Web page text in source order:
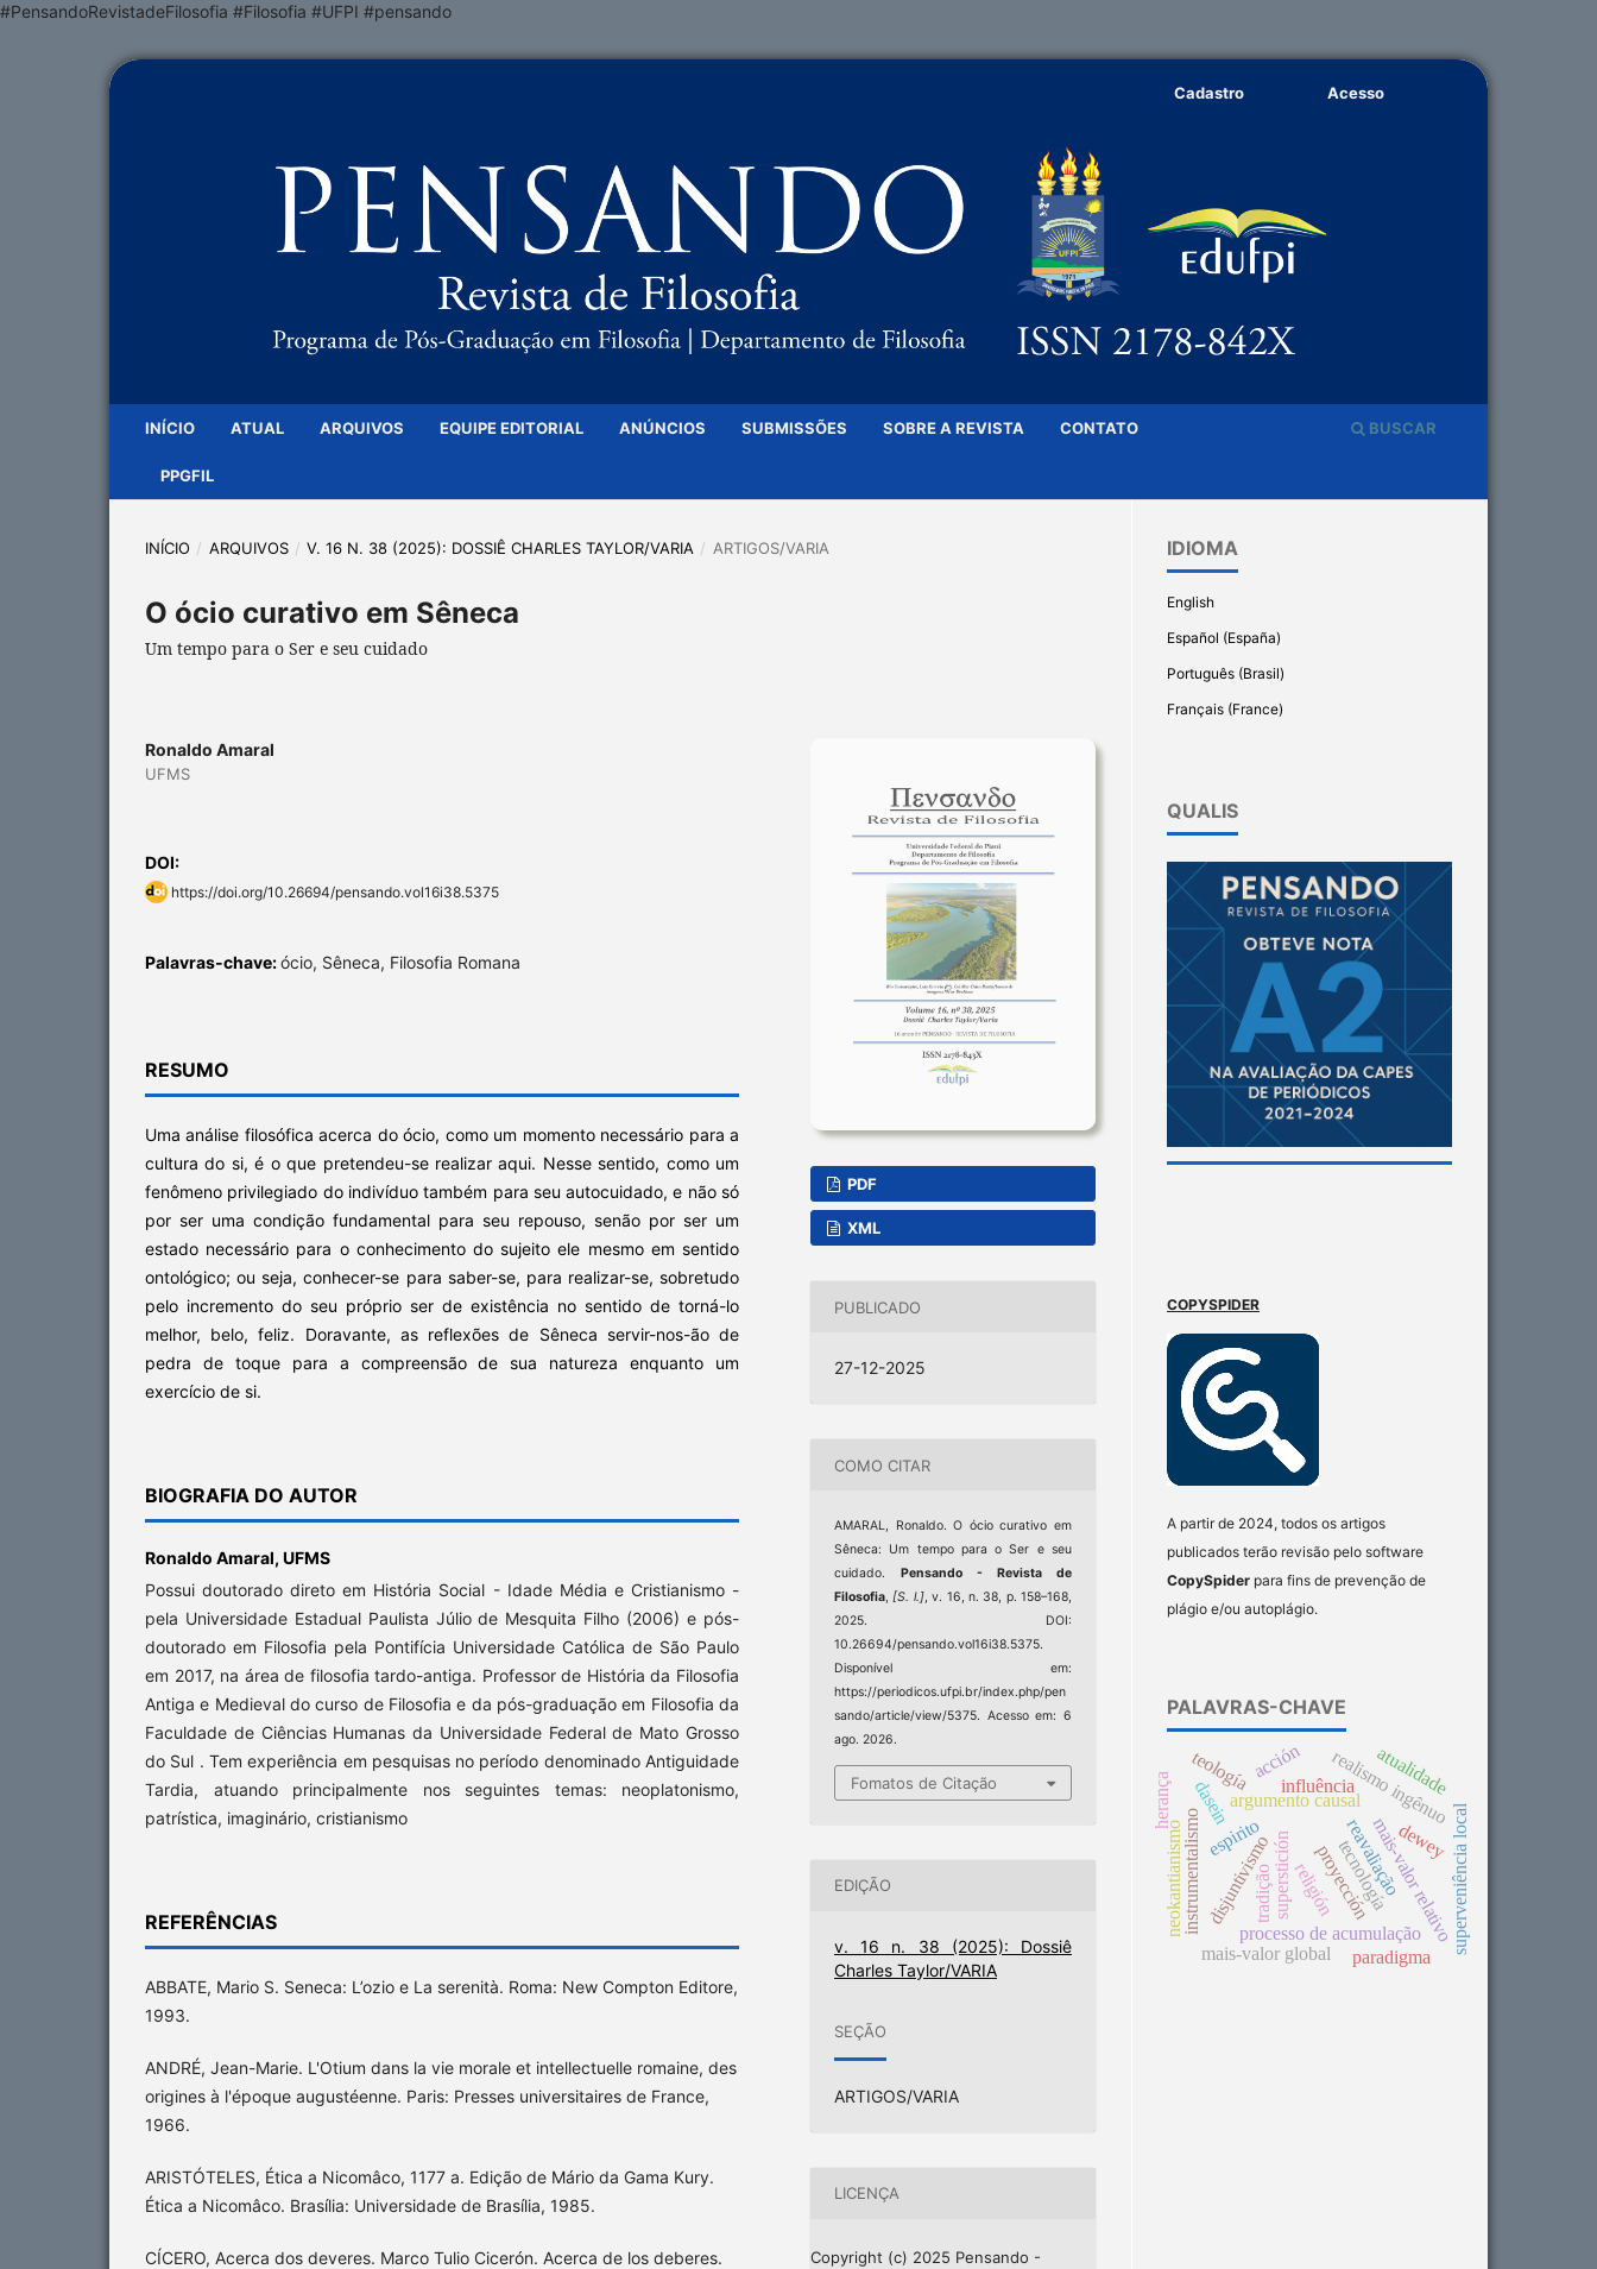
#PensandoRevistadeFilosofia #Filosofia #UFPI #pensando
INÍCIO ATUAL ARQUIVOS EQUIPE EDITORIAL ANÚNCIOS SUBMISSÕES SOBRE A REVISTA CONTATO
PPGFIL
BUSCAR
Cadastro Acesso
INÍCIO / ARQUIVOS / V. 16 N. 38 (2025): DOSSIÊ CHARLES TAYLOR/VARIA / ARTIGOS/VARIA
O ócio curativo em Sêneca
Um tempo para o Ser e seu cuidado
Ronaldo Amaral
UFMS
DOI:
https://doi.org/10.26694/pensando.vol16i38.5375
Palavras-chave:ócio, Sêneca, Filosofia Romana
RESUMO
Uma análise filosófica acerca do ócio, como um momento necessário para a
cultura do si, é o que pretendeu-se realizar aqui. Nesse sentido, como um
fenômeno privilegiado do indivíduo também para seu autocuidado, e não só
por ser uma condição fundamental para seu repouso, senão por ser um
estado necessário para o conhecimento do sujeito ele mesmo em sentido
ontológico; ou seja, conhecer-se para saber-se, para realizar-se, sobretudo
pelo incremento do seu próprio ser de existência no sentido de torná-lo
melhor, belo, feliz. Doravante, as reflexões de Sêneca servir-nos-ão de
pedra de toque para a compreensão de sua natureza enquanto um
exercício de si.
BIOGRAFIA DO AUTOR
Ronaldo Amaral, UFMS
Possui doutorado direto em História Social - Idade Média e Cristianismo -
pela Universidade Estadual Paulista Júlio de Mesquita Filho (2006) e pós-
doutorado em Filosofia pela Pontifícia Universidade Católica de São Paulo
em 2017, na área de filosofia tardo-antiga. Professor de História da Filosofia
Antiga e Medieval do curso de Filosofia e da pós-graduação em Filosofia da
Faculdade de Ciências Humanas da Universidade Federal de Mato Grosso
do Sul . Tem experiência em pesquisas no período denominado Antiguidade
Tardia, atuando principalmente nos seguintes temas: neoplatonismo,
patrística, imaginário, cristianismo
REFERÊNCIAS
ABBATE, Mario S. Seneca: L’ozio e La serenità. Roma: New Compton Editore,
1993.
ANDRÉ, Jean-Marie. L'Otium dans la vie morale et intellectuelle romaine, des
origines à l'époque augustéenne. Paris: Presses universitaires de France,
1966.
ARISTÓTELES, Ética a Nicomâco, 1177 a. Edição de Mário da Gama Kury.
Ética a Nicomâco. Brasília: Universidade de Brasília, 1985.
CÍCERO, Acerca dos deveres. Marco Tulio Cicerón. Acerca de los deberes.
PDF
XML
PUBLICADO
27-12-2025
COMO CITAR
AMARAL, Ronaldo. O ócio curativo em
Sêneca: Um tempo para o Ser e seu
cuidado.Pensando - Revista de
Filosofia,[S. l.], v. 16, n. 38, p. 158–168,
2025. DOI:
10.26694/pensando.vol16i38.5375.
Disponível em:
https://periodicos.ufpi.br/index.php/pen
sando/article/view/5375. Acesso em: 6
ago. 2026.
Fomatos de Citação
EDIÇÃO
v. 16 n. 38 (2025): Dossiê
Charles Taylor/VARIA
SEÇÃO
ARTIGOS/VARIA
LICENÇA
Copyright (c) 2025 Pensando -
IDIOMA
English
Español (España)
Português (Brasil)
Français (France)
QUALIS
COPYSPIDER
A partir de 2024, todos os artigos
publicados terão revisão pelo software
CopySpider para fins de prevenção de
plágio e/ou autoplágio.
PALAVRAS-CHAVE
argumento causal
superstición proyección
processo de acumulação
mais-valor global
mais-valor relativosuperveniência local
disjuntivismo religión
realismo ingênuo
tecnología
instrumentalismo dewey
teología
espirito
influência
neokantianismo
dasein
herança
reavaliação
tradição
acción atualidade
paradigma